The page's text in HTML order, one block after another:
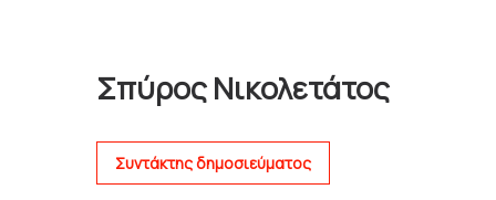
Σπύρος Νικολετάτος
Συντάκτης δημοσιεύματος